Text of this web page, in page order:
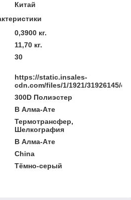
Китай
0,3900 кг.
11,70 кг.
30
https://static.insales-
cdn.com/files/1/1921/31926145/
300D Полиэстер
В Алма-Ате
Термотрансфер,
Шелкография
В Алма-Ате
China
Тёмно-серый